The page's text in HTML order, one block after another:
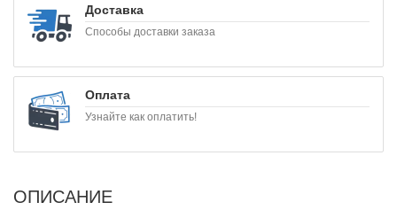
Доставка
Способы доставки заказа
Оплата
Узнайте как оплатить!
ОПИСАНИЕ